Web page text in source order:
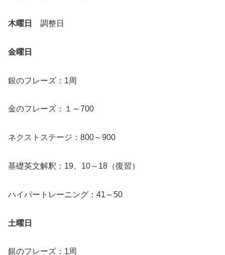
木曜日 調整日
金曜日
銀のフレーズ：1周
金のフレーズ：１～700
ネクストステージ：800～900
基礎英文解釈：19、10～18（復習）
ハイパートレーニング：41～50
土曜日
銀のフレーズ：1周